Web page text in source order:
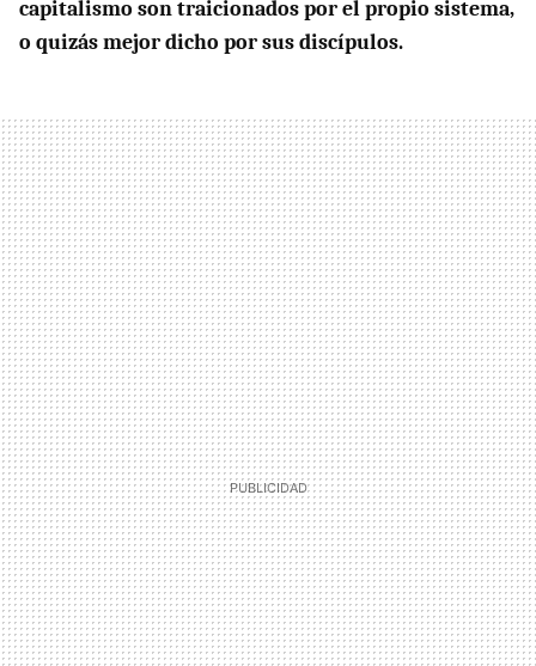
capitalismo son traicionados por el propio sistema,
o quizás mejor dicho por sus discípulos.